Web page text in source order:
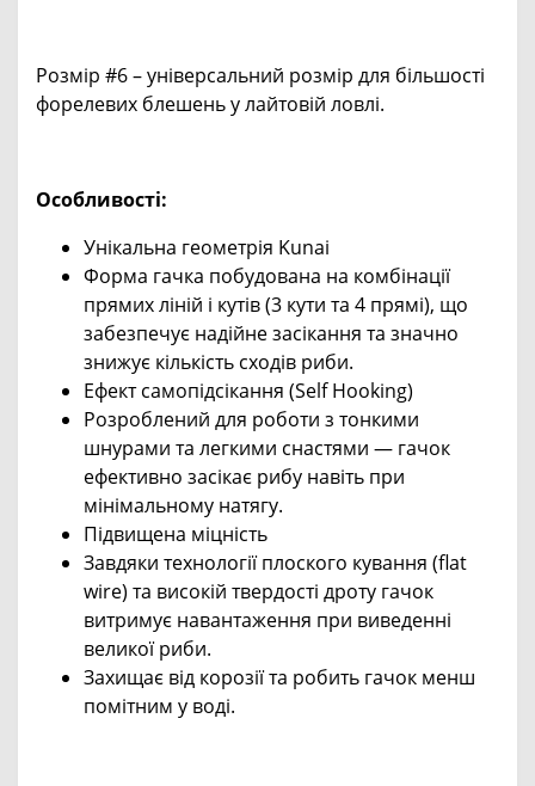
Розмір #6 – універсальний розмір для більшості
форелевих блешень у лайтовій ловлі.
Особливості:
Унікальна геометрія Kunai
Форма гачка побудована на комбінації
прямих ліній і кутів (3 кути та 4 прямі), що
забезпечує надійне засікання та значно
знижує кількість сходів риби.
Ефект самопідсікання (Self Hooking)
Розроблений для роботи з тонкими
шнурами та легкими снастями — гачок
ефективно засікає рибу навіть при
мінімальному натягу.
Підвищена міцність
Завдяки технології плоского кування (flat
wire) та високій твердості дроту гачок
витримує навантаження при виведенні
великої риби.
Захищає від корозії та робить гачок менш
помітним у воді.